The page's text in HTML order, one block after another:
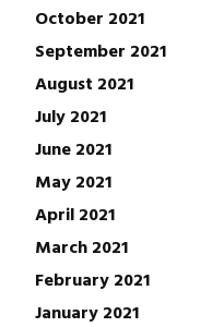
October 2021
September 2021
August 2021
July 2021
June 2021
May 2021
April 2021
March 2021
February 2021
January 2021